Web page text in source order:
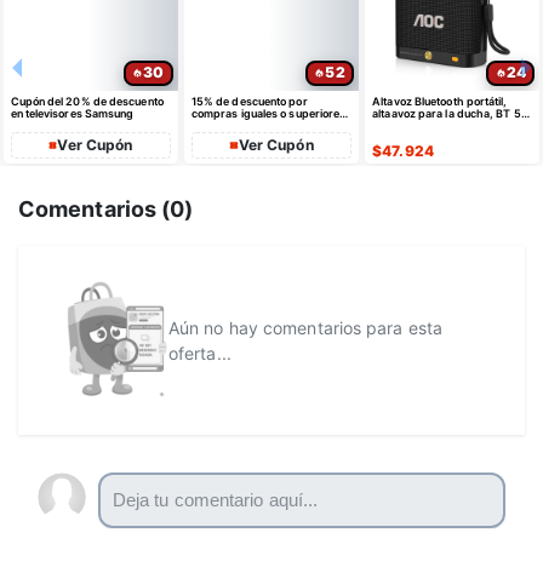
30
Cupón del 20% de descuento
en televisores Samsung
Ver Cupón
52
15% de descuento por
compras iguales o superiores
de dto
Ver Cupón
24
Altavoz Bluetooth portátil,
altaavoz para la ducha, BT 5.4
$47.924
Comentarios (0)
Aún no hay comentarios para esta
oferta...